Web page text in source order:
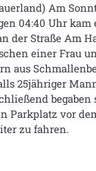
Am
04:40 Uhr kam
der Straße Am
einer Frau
aus
25jähriger
begaben
Parkplatz vor
zu fahren.